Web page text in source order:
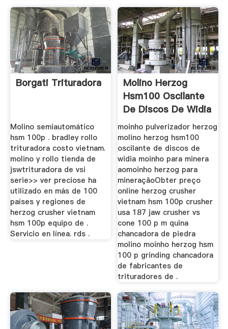
Borgati Trituradora
Molino semiautomático
hsm 100p . bradley rollo
trituradora costo vietnam.
molino y rollo tienda de
jswtrituradora de vsi
serie>> ver preciose ha
utilizado en más de 100
países y regiones de
herzog crusher vietnam
hsm 100p equipo de .
Servicio en línea. rds .
Molino Herzog
Hsm100 Oscilante
De Discos De Widia
moinho pulverizador herzog
molino herzog hsm100
oscilante de discos de
widia moinho para minera
aomoinho herzog para
mineraçãoObter preço
online herzog crusher
vietnam hsm 100p crusher
usa 187 jaw crusher vs
cone 100 p m quina
chancadora de piedra
molino moinho herzog hsm
100 p grinding chancadora
de fabricantes de
trituradores de .